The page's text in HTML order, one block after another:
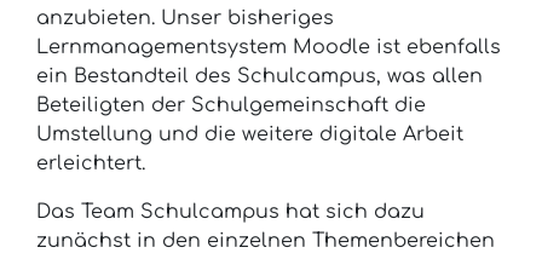
anzubieten. Unser bisheriges
Lernmanagementsystem Moodle ist ebenfalls
ein Bestandteil des Schulcampus, was allen
Beteiligten der Schulgemeinschaft die
Umstellung und die weitere digitale Arbeit
erleichtert.
Das Team Schulcampus hat sich dazu
zunächst in den einzelnen Themenbereichen